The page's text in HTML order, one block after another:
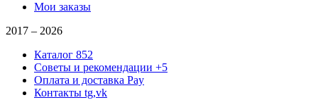
Мои заказы
2017 – 2026
Каталог 852
Советы и рекомендации +5
Оплата и доставка Pay
Контакты tg,vk